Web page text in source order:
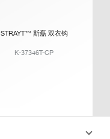
STRAYT™ 斯磊 双衣钩
K-37346T-CP